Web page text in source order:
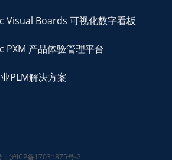
Visual Boards 可视化数字看板
PXM 产品体验管理平台
PLM解决方案
：沪ICP备17031875号-2